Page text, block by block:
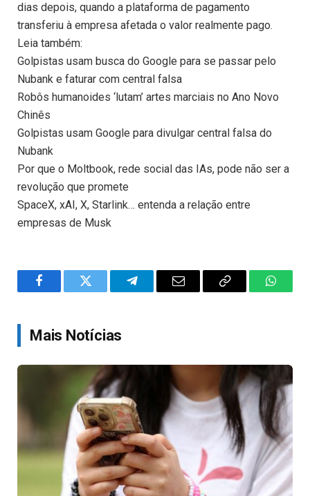
dias depois, quando a plataforma de pagamento
transferiu à empresa afetada o valor realmente pago.
Leia também:
Golpistas usam busca do Google para se passar pelo
Nubank e faturar com central falsa
Robôs humanoides ‘lutam’ artes marciais no Ano Novo
Chinês
Golpistas usam Google para divulgar central falsa do
Nubank
Por que o Moltbook, rede social das IAs, pode não ser a
revolução que promete
SpaceX, xAI, X, Starlink… entenda a relação entre
empresas de Musk
FacebookTwitter TelegramEmail
Copy
Mais Notícias